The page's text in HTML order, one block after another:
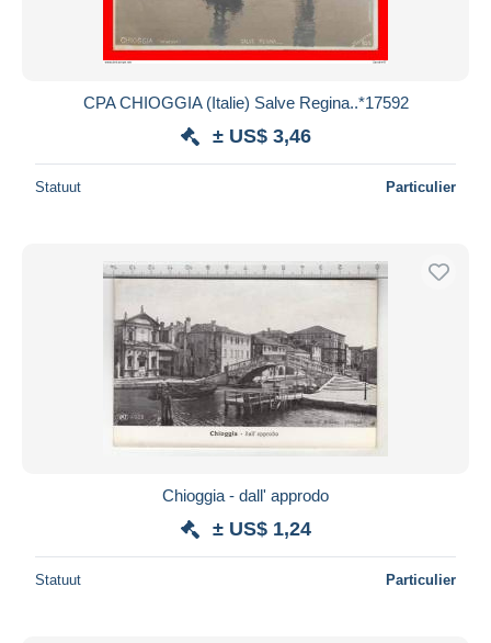
CPA CHIOGGIA (Italie) Salve Regina..*17592
± US$ 3,46
Statuut Particulier
Chioggia - dall' approdo
± US$ 1,24
Statuut Particulier